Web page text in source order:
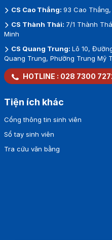
CS Cao Thắng: 93 Cao
CS Thành Thái: 7/1 Thành
Minh
CS Quang Trung: Lô 10,
Quang Trung, Phường Trung Mỹ
HOTLINE : 028 7300
Tiện ích khác
Cổng thông tin sinh viên
Sổ tay sinh viên
Tra cứu văn bằng